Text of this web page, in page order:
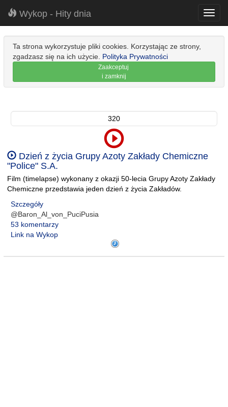
Wykop - Hity dnia
Ta strona wykorzystuje pliki cookies. Korzystając ze strony,
zgadzasz się na ich użycie. Polityka Prywatności
Zaakceptuj
i zamknij
320
Dzień z życia Grupy Azoty Zakłady Chemiczne
"Police" S.A.
Film (timelapse) wykonany z okazji 50-lecia Grupy Azoty Zakłady
Chemiczne przedstawia jeden dzień z życia Zakładów.
Szczegóły
@Baron_Al_von_PuciPusia
53 komentarzy
Link na Wykop